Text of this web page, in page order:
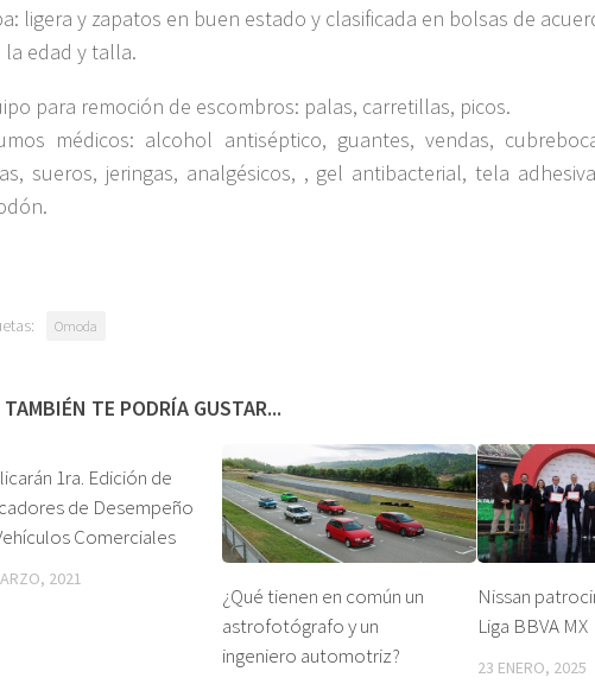
ligera y zapatos en buen estado y clasificada en bolsas de
la edad y talla.
para remoción de escombros: palas, carretillas, picos.
médicos: alcohol antiséptico, guantes, vendas,
sueros, jeringas, analgésicos, , gel antibacterial, tela
Omoda
TAMBIÉN TE PODRÍA GUSTAR...
1ra. Edición de
de Desempeño
Comerciales
2021
¿Qué tienen en común un
astrofotógrafo y un
ingeniero automotriz?
Nissan
Liga BBVA MX
23 ENERO, 2025